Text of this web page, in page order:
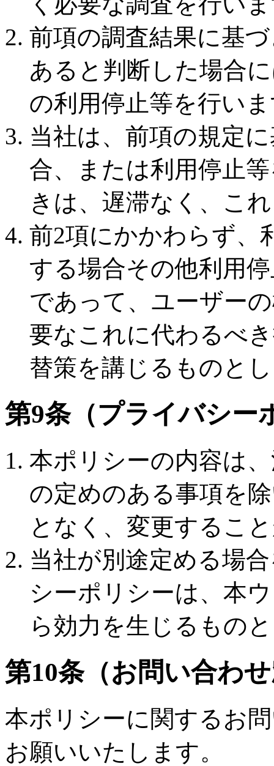
前項の調査結果に基
あると判断した場合
の利用停止等を行い
当社は、前項の規定
合、または利用停止
きは、遅滞なく、こ
前2項にかかわらず、
する場合その他利用
であって、ユーザー
要なこれに代わるべ
替策を講じるものと
第9条（プライバシー
本ポリシーの内容は
の定めのある事項を
となく、変更するこ
当社が別途定める場
シーポリシーは、本
ら効力を生じるもの
第10条（お問い合わ
本ポリシーに関するお
お願いいたします。